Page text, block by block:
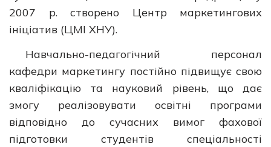
2007 р. створено Центр маркетингових
ініціатив (ЦМІ ХНУ).
Навчально-педагогічний персонал
кафедри маркетингу постійно підвищує свою
кваліфікацію та науковий рівень, що дає
змогу реалізовувати освітні програми
відповідно до сучасних вимог фахової
підготовки студентів спеціальності